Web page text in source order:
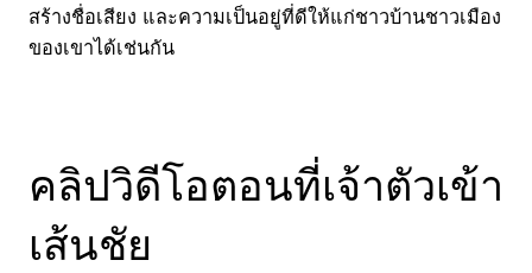
สร้างชื่อเสียง และความเป็นอยู่ที่ดีให้แก่ชาวบ้านชาวเมือง
ของเขาได้เช่นกัน
คลิปวิดีโอตอนที่เจ้าตัวเข้า
เส้นชัย